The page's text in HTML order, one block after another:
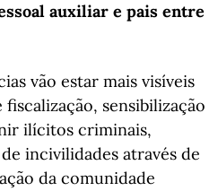
auxiliar e pais entre
vão estar mais visíveis
sensibilização
ilícitos criminais,
incivilidades através de
da comunidade